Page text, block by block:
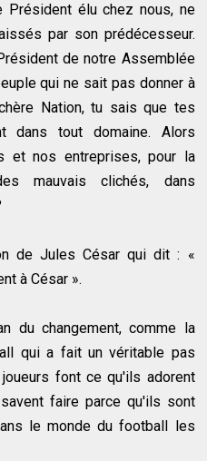
Président élu chez nous, ne
par son prédécesseur.
de notre Assemblée
qui ne sait pas donner à
Nation, tu sais que tes
dans tout domaine. Alors
et nos entreprises, pour la
mauvais clichés, dans
de Jules César qui dit : «
à César ».
du changement, comme la
qui a fait un véritable pas
font ce qu'ils adorent
faire parce qu'ils sont
le monde du football les